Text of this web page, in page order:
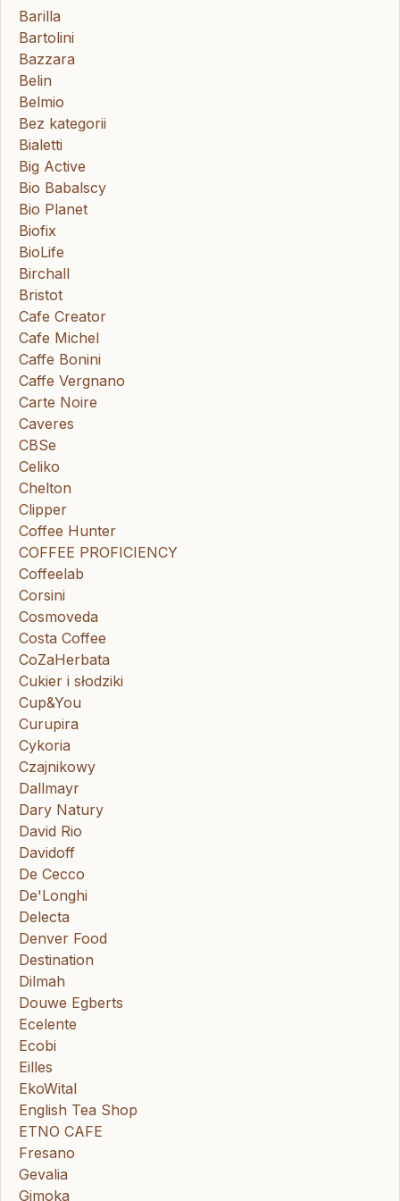
Barilla
Bartolini
Bazzara
Belin
Belmio
Bez kategorii
Bialetti
Big Active
Bio Babalscy
Bio Planet
Biofix
BioLife
Birchall
Bristot
Cafe Creator
Cafe Michel
Caffe Bonini
Caffe Vergnano
Carte Noire
Caveres
CBSe
Celiko
Chelton
Clipper
Coffee Hunter
COFFEE PROFICIENCY
Coffeelab
Corsini
Cosmoveda
Costa Coffee
CoZaHerbata
Cukier i słodziki
Cup&You
Curupira
Cykoria
Czajnikowy
Dallmayr
Dary Natury
David Rio
Davidoff
De Cecco
De'Longhi
Delecta
Denver Food
Destination
Dilmah
Douwe Egberts
Ecelente
Ecobi
Eilles
EkoWital
English Tea Shop
ETNO CAFE
Fresano
Gevalia
Gimoka